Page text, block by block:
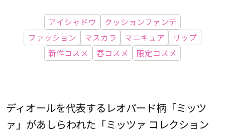
アイシャドウ
クッションファンデ
ファッション
マスカラ マニキュア
リップ
新作コスメ
春コスメ 限定コスメ
ディオールを代表するレオパード柄「ミッツ
ァ」があしらわれた「ミッツァ コレクション